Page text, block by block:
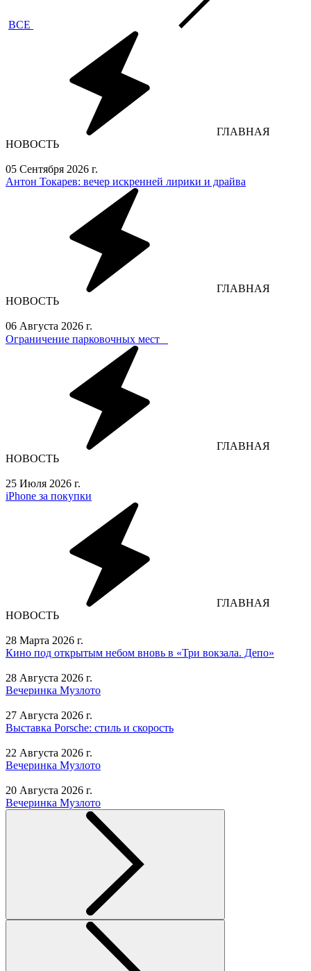
ВСЕ
ГЛАВНАЯ
НОВОСТЬ
05 Сентября 2026 г.
Антон Токарев: вечер искренней лирики и драйва
ГЛАВНАЯ
НОВОСТЬ
06 Августа 2026 г.
Ограничение парковочных мест⁣⁣⠀
ГЛАВНАЯ
НОВОСТЬ
25 Июля 2026 г.
iPhone за покупки
ГЛАВНАЯ
НОВОСТЬ
28 Марта 2026 г.
Кино под открытым небом вновь в «Три вокзала. Депо»
28 Августа 2026 г.
Вечеринка Музлото
27 Августа 2026 г.
Выставка Porsche: стиль и скорость
22 Августа 2026 г.
Вечеринка Музлото
20 Августа 2026 г.
Вечеринка Музлото